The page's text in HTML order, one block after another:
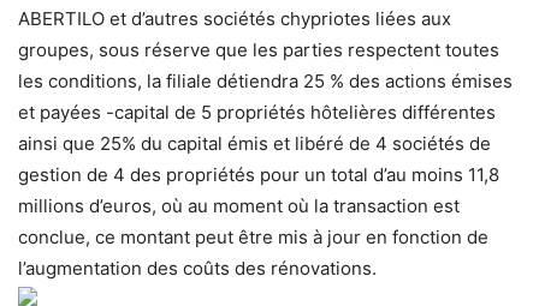
ABERTILO et d’autres sociétés chypriotes liées aux
groupes, sous réserve que les parties respectent toutes
les conditions, la filiale détiendra 25 % des actions émises
et payées -capital de 5 propriétés hôtelières différentes
ainsi que 25% du capital émis et libéré de 4 sociétés de
gestion de 4 des propriétés pour un total d’au moins 11,8
millions d’euros, où au moment où la transaction est
conclue, ce montant peut être mis à jour en fonction de
l’augmentation des coûts des rénovations.